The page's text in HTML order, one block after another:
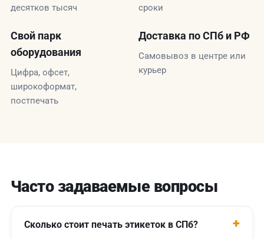
десятков тысяч
сроки
Свой парк
оборудования
Цифра, офсет,
широкоформат,
постпечать
Доставка по СПб и РФ
Самовывоз в центре или
курьер
Часто задаваемые вопросы
Сколько стоит печать этикеток в СПб?